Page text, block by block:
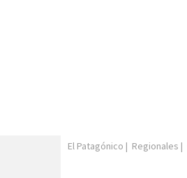
El Patagónico | Regionales |